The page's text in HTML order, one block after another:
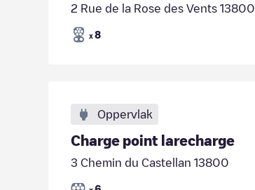
2 Rue de la Rose des Vents 13800
x 8
Oppervlak
Charge point larecharge
3 Chemin du Castellan 13800